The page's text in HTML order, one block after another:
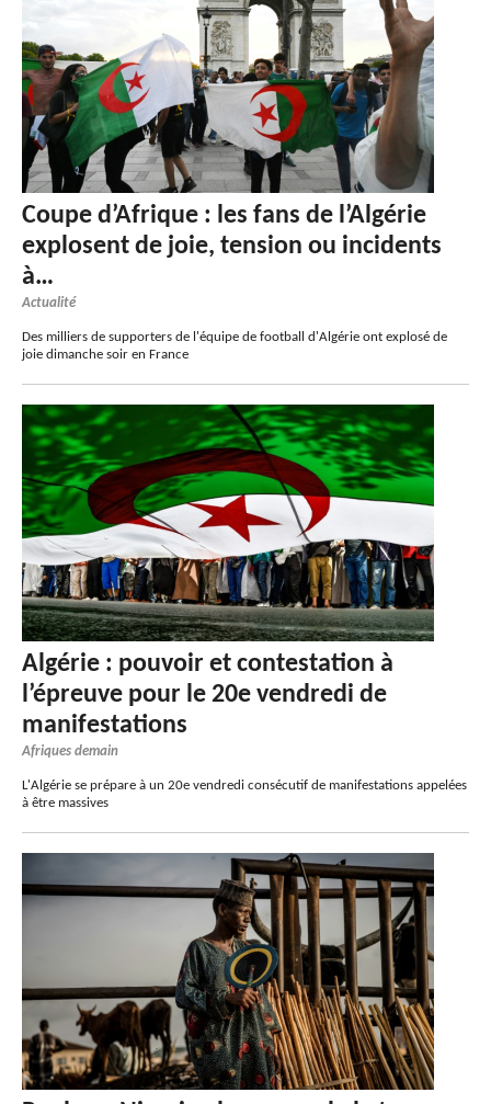
Coupe d’Afrique : les fans de l’Algérie
explosent de joie, tension ou incidents
à…
Actualité
Des milliers de supporters de l'équipe de football d'Algérie ont explosé de
joie dimanche soir en France
Algérie : pouvoir et contestation à
l’épreuve pour le 20e vendredi de
manifestations
Afriques demain
L'Algérie se prépare à un 20e vendredi consécutif de manifestations appelées
à être massives